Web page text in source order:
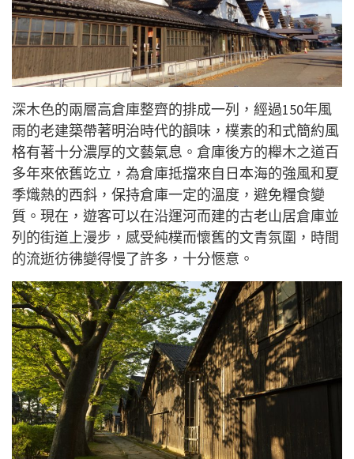
深木色的兩層高倉庫整齊的排成一列，經過150年風
雨的老建築帶著明治時代的韻味，樸素的和式簡約風
格有著十分濃厚的文藝氣息。倉庫後方的櫸木之道百
多年來依舊䇄立， 為倉庫抵擋來自日本海的強風和夏
季熾熱的西斜， 保持倉庫一定的溫度， 避免糧食變
質。現在，遊客可以在沿運河而建的古老山居倉庫並
列的街道上漫步，感受純樸而懷舊的文青氛圍，時間
的流逝彷彿變得慢了許多，十分愜意。